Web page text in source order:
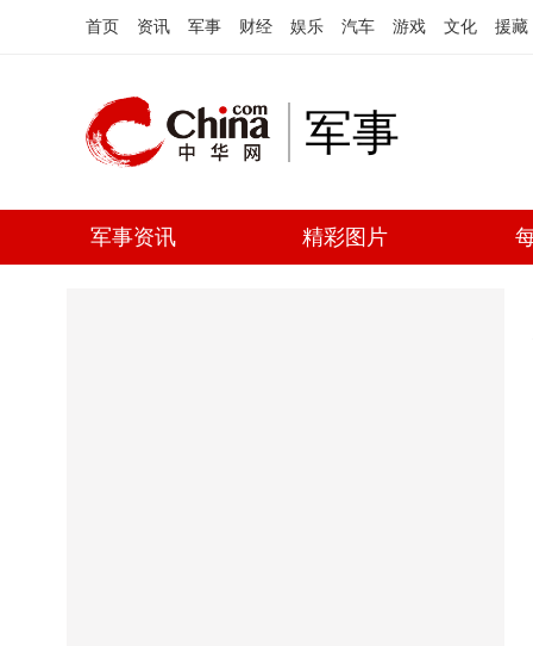
首页 资讯 军事 财经 娱乐 汽车 游戏 文化 援藏
军事
军事资讯 精彩图片